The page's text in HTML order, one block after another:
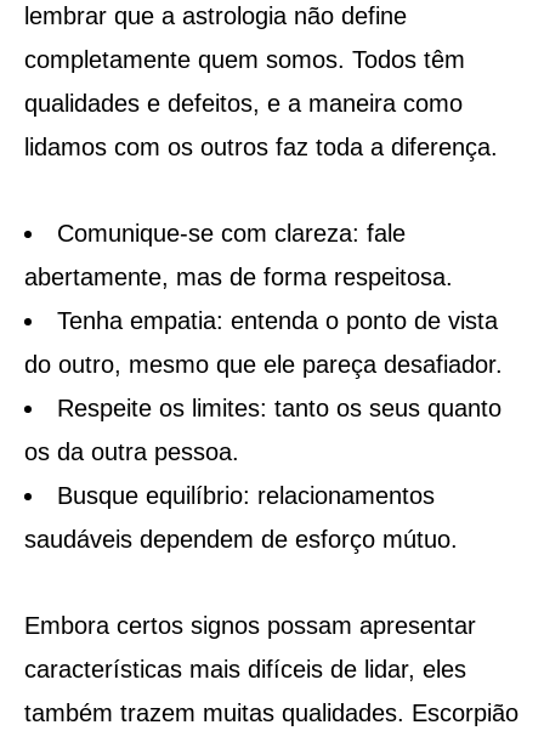
lembrar que a astrologia não define
completamente quem somos. Todos têm
qualidades e defeitos, e a maneira como
lidamos com os outros faz toda a diferença.
Comunique-se com clareza: fale
abertamente, mas de forma respeitosa.
Tenha empatia: entenda o ponto de vista
do outro, mesmo que ele pareça desafiador.
Respeite os limites: tanto os seus quanto
os da outra pessoa.
Busque equilíbrio: relacionamentos
saudáveis dependem de esforço mútuo.
Embora certos signos possam apresentar
características mais difíceis de lidar, eles
também trazem muitas qualidades. Escorpião